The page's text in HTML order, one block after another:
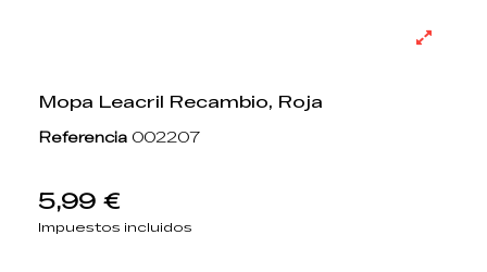
Mopa Leacril Recambio, Roja
Referencia 002207
5,99 €
Impuestos incluidos